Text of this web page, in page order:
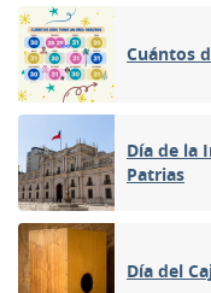
Cuántos
Día de la
Patrias
Día del